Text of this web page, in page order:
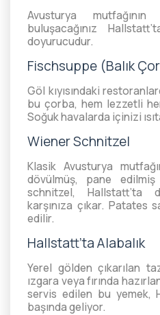
Avusturya
buluşacağınız
doyurucudur.
Fischsuppe (Balık
Göl kıyısındaki
bu çorba, hem lezzetli
Soğuk havalarda içinizi
Wiener Schnitzel
Klasik Avusturya
dövülmüş, pane
schnitzel, Hallstatt’ta
karşınıza çıkar. Patates
edilir.
Hallstatt’ta Alabalık
Yerel gölden çıkarılan
ızgara veya fırında
servis edilen bu yemek,
başında geliyor.